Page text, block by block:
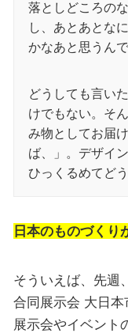
落としどころの
し、あとあとな
かなあと思うんで
どうしても言い
けでもない。そ
み物としてお届
ば、」。デザイ
ひっくるめてどう
日本のものづくり
そういえば、先週
合同展示会 大日
展示会やイベント